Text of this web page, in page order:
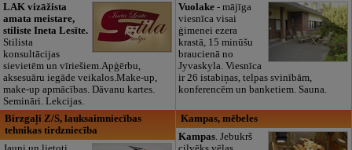
LAK vizāžista
amata meistare,
stiliste Ineta Lesīte.
Stilista
konsultācijas
sievietēm un vīriešiem.Apģērbu,
aksesuāru iegāde veikalos.Make-up,
make-up apmācības. Dāvanu kartes.
Semināri. Lekcijas.
Vuolake - mājīga
viesnīca visai
ģimenei ezera
krastā, 15 minūšu
braucienā no
Jyvaskyla. Viesnīca
ir 26 istabiņas, telpas svinībām,
konferencēm un banketiem. Sauna.
Birzgaļi Z/S, lauksaimniecības
tehnikas tirdzniecība
Kampas, mēbeles
Kampas. Jebukrš